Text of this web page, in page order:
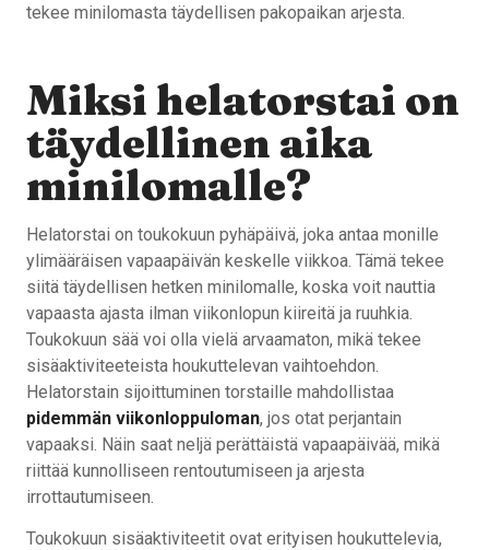
tekee minilomasta täydellisen pakopaikan arjesta.
Miksi helatorstai on
täydellinen aika
minilomalle?
Helatorstai on toukokuun pyhäpäivä, joka antaa monille
ylimääräisen vapaapäivän keskelle viikkoa. Tämä tekee
siitä täydellisen hetken minilomalle, koska voit nauttia
vapaasta ajasta ilman viikonlopun kiireitä ja ruuhkia.
Toukokuun sää voi olla vielä arvaamaton, mikä tekee
sisäaktiviteeteista houkuttelevan vaihtoehdon.
Helatorstain sijoittuminen torstaille mahdollistaa
pidemmän viikonloppuloman, jos otat perjantain
vapaaksi. Näin saat neljä perättäistä vapaapäivää, mikä
riittää kunnolliseen rentoutumiseen ja arjesta
irrottautumiseen.
Toukokuun sisäaktiviteetit ovat erityisen houkuttelevia,